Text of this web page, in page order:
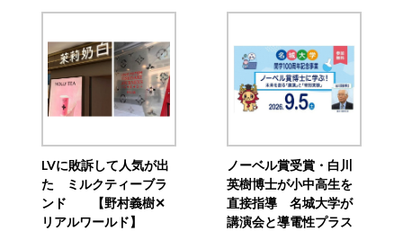
LVに敗訴して人気が出
た ミルクティーブラ
ンド 【野村義樹✕
リアルワールド】
ノーベル賞受賞・白川
英樹博士が小中高生を
直接指導 名城大学が
講演会と導電性プラス